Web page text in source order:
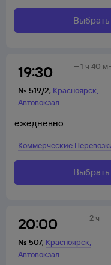
Выбрать
19:30
№ 519/2, Красноярск,
Автовокзал
1 ч 40 м
Коммерческие
ежедневно
Выбрать
20:00
№ 507, Красноярск,
Автовокзал
2 ч